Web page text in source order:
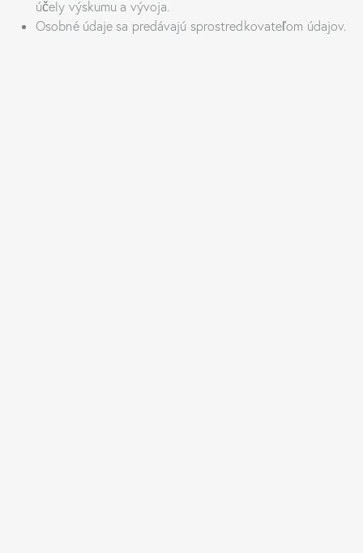
účely výskumu a vývoja.
Osobné údaje sa predávajú sprostredkovateľom údajov.